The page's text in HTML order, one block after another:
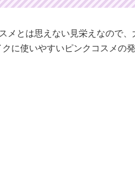
メとは思えない見栄えなので、
に使いやすいピンクコスメの